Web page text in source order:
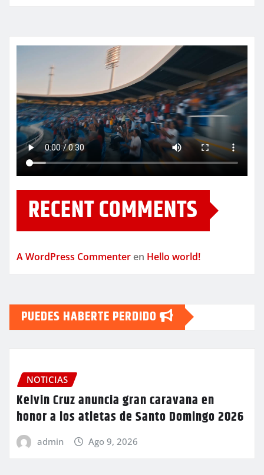
RECENT COMMENTS
A WordPress Commenter en Hello world!
PUEDES HABERTE PERDIDO
NOTICIAS
Kelvin Cruz anuncia gran caravana en
honor a los atletas de Santo Domingo 2026
admin Ago 9, 2026